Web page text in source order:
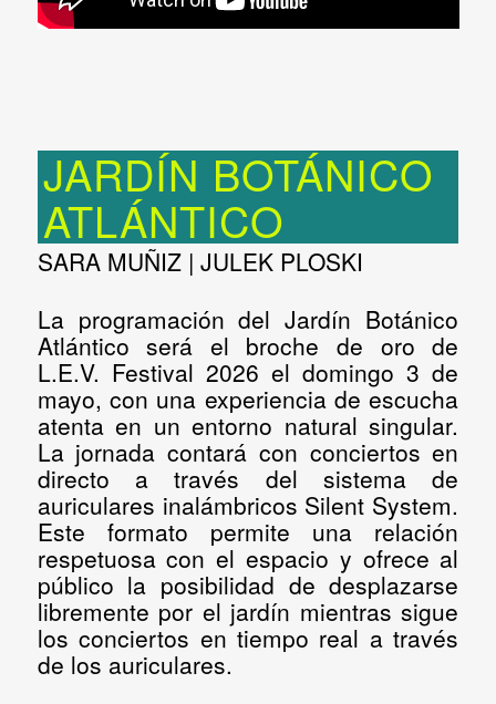
JARDÍN BOTÁNICO
ATLÁNTICO
SARA MUÑIZ | JULEK PLOSKI
La programación delJardín Botánico
Atlántico será el broche de oro de
L.E.V. Festival 2026 eldomingo 3 de
mayo, con una experiencia de escucha
atenta en un entorno natural singular.
La jornada contará con conciertos en
directo a través del sistema de
auriculares inalámbricos Silent System.
Este formato permite una relación
respetuosa con el espacio y ofrece al
público la posibilidad de desplazarse
libremente por el jardín mientras sigue
los conciertos en tiempo real a través
de los auriculares.